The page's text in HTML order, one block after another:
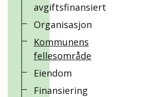
avgiftsfinansiert
Organisasjon
Kommunens
fellesområde
Eiendom
Finansiering